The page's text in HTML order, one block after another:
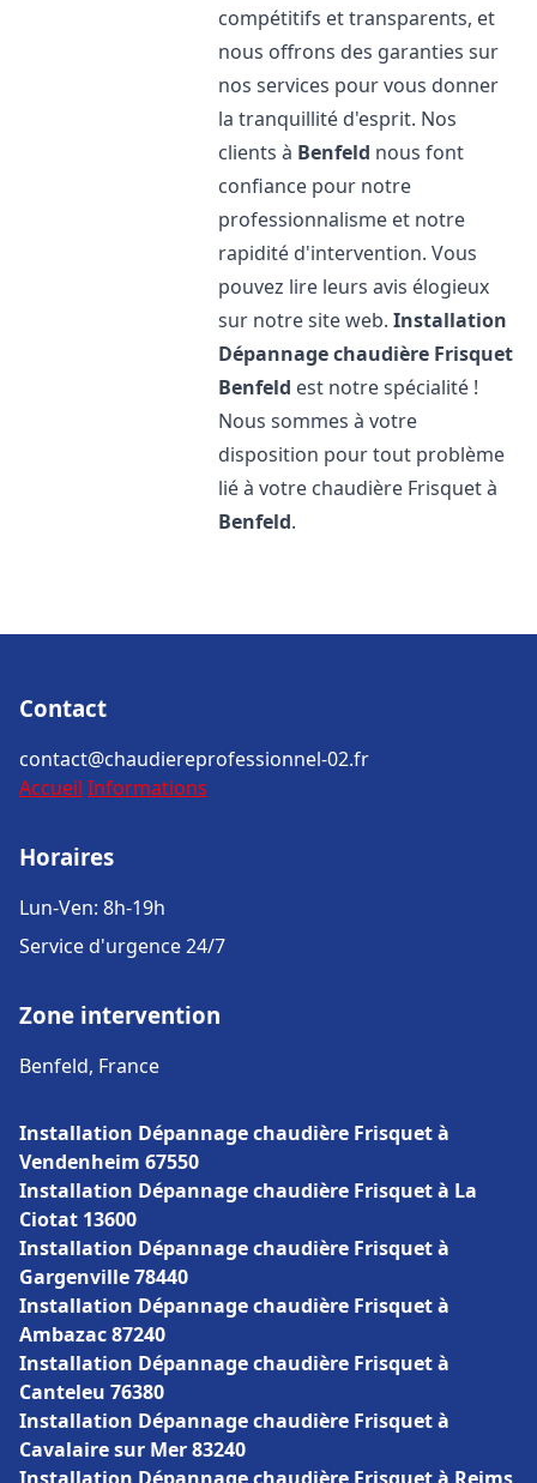
compétitifs et transparents, et
nous offrons des garanties sur
nos services pour vous donner
la tranquillité d'esprit. Nos
clients à Benfeld nous font
confiance pour notre
professionnalisme et notre
rapidité d'intervention. Vous
pouvez lire leurs avis élogieux
sur notre site web.Installation
Dépannage chaudière Frisquet
Benfeld est notre spécialité !
Nous sommes à votre
disposition pour tout problème
lié à votre chaudière Frisquet à
Benfeld.
Contact
contact@chaudiereprofessionnel-02.fr
Accueil Informations
Horaires
Lun-Ven: 8h-19h
Service d'urgence 24/7
Zone intervention
Benfeld, France
Installation Dépannage chaudière Frisquet à
Vendenheim 67550
Installation Dépannage chaudière Frisquet à La
Ciotat 13600
Installation Dépannage chaudière Frisquet à
Gargenville 78440
Installation Dépannage chaudière Frisquet à
Ambazac 87240
Installation Dépannage chaudière Frisquet à
Canteleu 76380
Installation Dépannage chaudière Frisquet à
Cavalaire sur Mer 83240